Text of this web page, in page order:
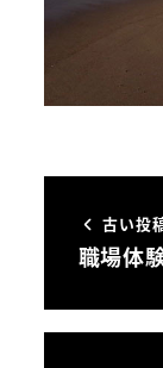
古い投
職場体